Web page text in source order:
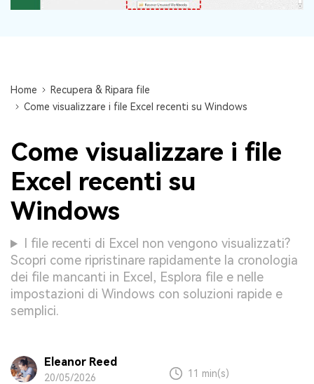
Home
Recupera & Ripara file
Come visualizzare i file Excel recenti su Windows
Come visualizzare i file
Excel recenti su
Windows
I file recenti di Excel non vengono visualizzati?
Scopri come ripristinare rapidamente la cronologia
dei file mancanti in Excel, Esplora file e nelle
impostazioni di Windows con soluzioni rapide e
semplici.
Eleanor Reed
20/05/2026 11 min(s)